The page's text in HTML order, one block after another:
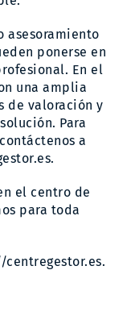
asesoramiento
ponerse en
En el
una amplia
de valoración y
Para
a
.
el centro de
para toda